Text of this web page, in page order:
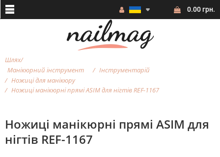
0.00 грн.
Шлях
Манікюрний інструмент
Інструментарій
Ножиці для манікюру
Ножиці манікюрні прямі ASIM для нігтів REF-1167
Ножиці манікюрні прямі ASIM для
нігтів REF-1167